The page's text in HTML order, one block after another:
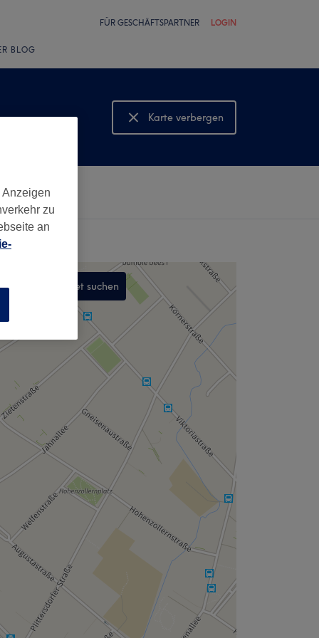
FÜR GESCHÄFTSPARTNER LOGIN
BLOG
Karte verbergen
Karte anzeigen
In diesem Gebiet suchen
zu
an